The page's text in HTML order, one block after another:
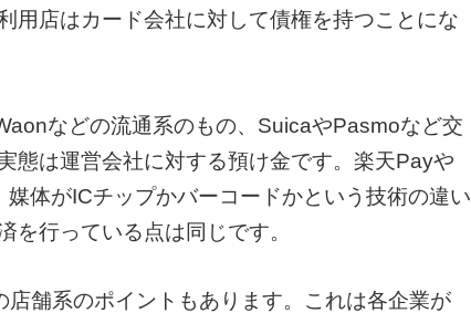
用店はカード会社に対して債権を持つことにな
などの流通系のもの、SuicaやPasmoなど交
態は運営会社に対する預け金です。楽天Payや
体がICチップかバーコードかという技術の違い
を行っている点は同じです。
舗系のポイントもあります。これは各企業が